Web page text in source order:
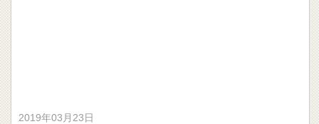
2019年03月23日